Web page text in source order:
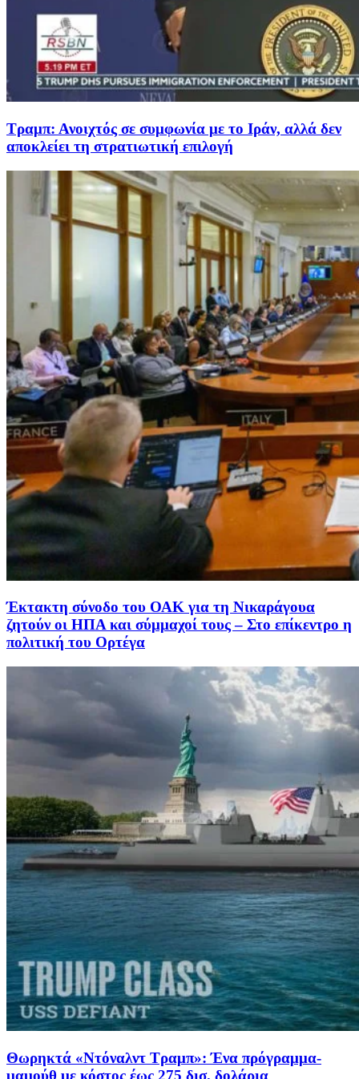
Τραμπ: Ανοιχτός σε συμφωνία με το Ιράν, αλλά δεν
αποκλείει τη στρατιωτική επιλογή
Έκτακτη σύνοδο του ΟΑΚ για τη Νικαράγουα
ζητούν οι ΗΠΑ και σύμμαχοί τους – Στο επίκεντρο η
πολιτική του Ορτέγα
Θωρηκτά «Ντόναλντ Τραμπ»: Ένα πρόγραμμα-
μαμούθ με κόστος έως 275 δισ. δολάρια